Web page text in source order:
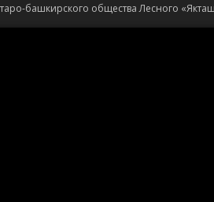
башкирского общества Лесного